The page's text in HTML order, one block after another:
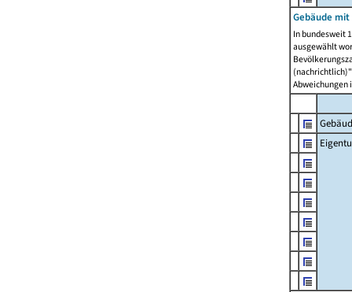
Gebäude
In bundesweit
ausgewählt
Abweichungen